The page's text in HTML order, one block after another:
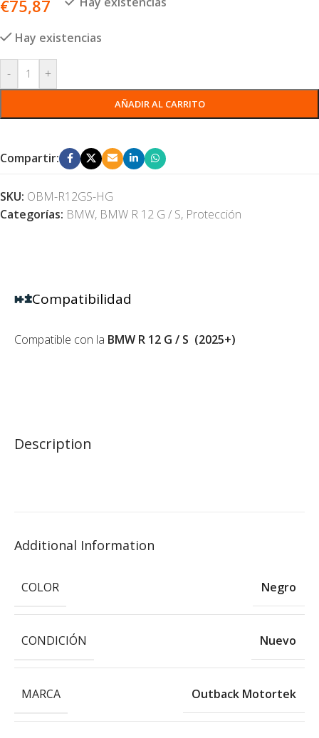
€75,87
Hay existencias
- +
AÑADIR AL CARRITO
Compartir:
SKU: OBM-R12GS-HG
Categorías: BMW, BMW R 12 G / S, Protección
Description
Compatibilidad
Compatible con la BMW R 12 G / S (2025+)
Additional Information
COLOR Negro
CONDICIÓN Nuevo
MARCA Outback Motortek